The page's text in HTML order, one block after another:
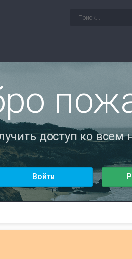
доступ ко
Войти